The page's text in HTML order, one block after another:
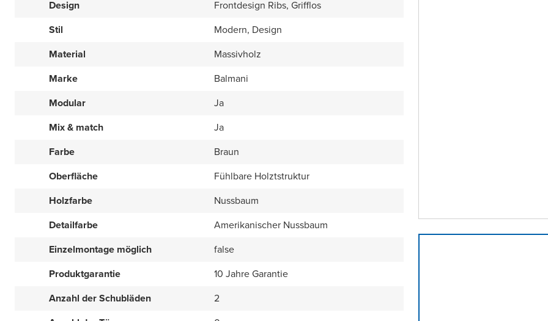
Design
Frontdesign Ribs, Grifflos
Stil
Modern, Design
Material
Massivholz
Marke
Balmani
Modular
Ja
Mix & match
Ja
Farbe
Braun
Oberfläche
Fühlbare Holztstruktur
Holzfarbe
Nussbaum
Detailfarbe
Amerikanischer Nussbaum
Einzelmontage möglich
false
Produktgarantie
10 Jahre Garantie
Anzahl der Schubläden
2